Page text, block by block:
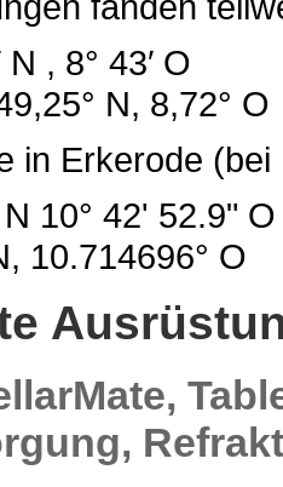
, 8° 43′ O
N, 8,72° O
in Erkerode
10° 42' 52.9" O
10.714696° O